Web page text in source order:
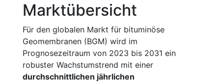
Marktübersicht
Für den globalen Markt für bituminöse
Geomembranen (BGM) wird im
Prognosezeitraum von 2023 bis 2031 ein
robuster Wachstumstrend mit einer
durchschnittlichen jährlichen